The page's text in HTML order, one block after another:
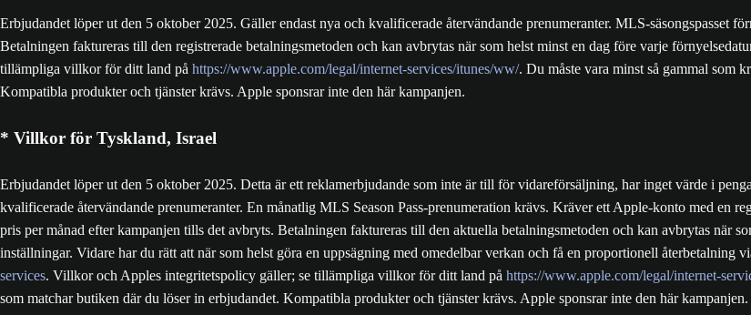
Erbjudandet löper ut den 5 oktober 2025. Gäller endast nya och kvalificerade återvändande prenumeranter. MLS-säsongspasset
Betalningen faktureras till den registrerade betalningsmetoden och kan avbrytas när som helst minst en dag före varje
tillämpliga villkor för ditt land på https://www.apple.com/legal/internet-services/itunes/ww/. Du måste vara minst så gammal som
Kompatibla produkter och tjänster krävs. Apple sponsrar inte den här kampanjen.
* Villkor för Tyskland, Israel
Erbjudandet löper ut den 5 oktober 2025. Detta är ett reklamerbjudande som inte är till för vidareförsäljning, har inget värde i
kvalificerade återvändande prenumeranter. En månatlig MLS Season Pass-prenumeration krävs. Kräver ett Apple-konto med en
pris per månad efter kampanjen tills det avbryts. Betalningen faktureras till den aktuella betalningsmetoden och kan avbrytas när
inställningar. Vidare har du rätt att när som helst göra en uppsägning med omedelbar verkan och få en proportionell återbetalning
services. Villkor och Apples integritetspolicy gäller; se tillämpliga villkor för ditt land på https://www.apple.com/legal/internet-
som matchar butiken där du löser in erbjudandet. Kompatibla produkter och tjänster krävs. Apple sponsrar inte den här kampanjen.